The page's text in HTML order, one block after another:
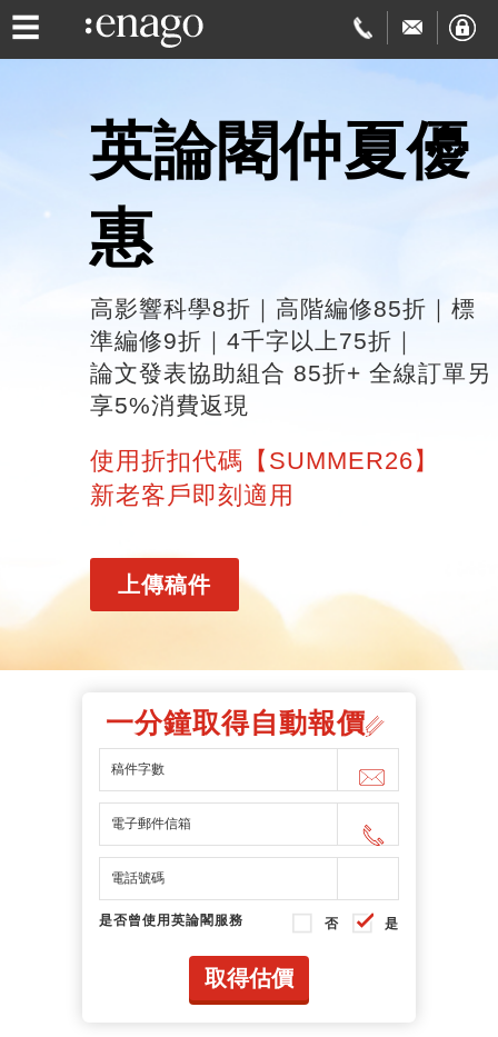
☰
英論閣仲夏優
惠
高影響科學8折｜高階編修85折｜標
準編修9折｜ 4千字以上75折｜
論文發表協助組合 85折​+ 全線訂單另
享5%消費返現
使用折扣代碼【SUMMER26】
新老客戶即刻適用
上傳稿件
一分鐘取得自動報價
是否曾使用英論閣服務 是
否
取得估價